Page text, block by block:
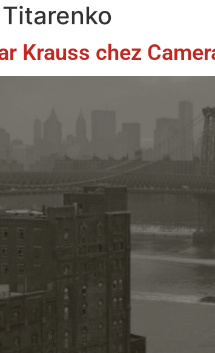
Krauss chez